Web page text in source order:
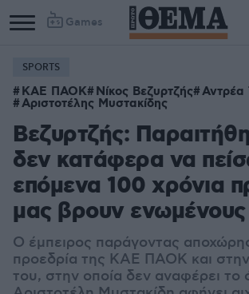
Games
Column
1
Column
2
SPORTS
ΚΑΕ ΠΑΟΚ Νίκος Βεζυρτζής Αντρέα
Αριστοτέλης Μυστακίδης
Βεζυρτζής:
δεν κατάφερα να
επόμενα 100 χρόνια
μας βρουν ενωμένους
Ο έμπειρος παράγοντας
προεδρία της ΚΑΕ ΠΑΟΚ και στην
του, στην οποία δεν αναφέρει το